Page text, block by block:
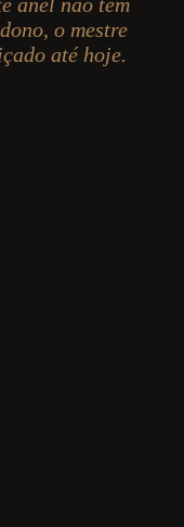
o mestre
até hoje.